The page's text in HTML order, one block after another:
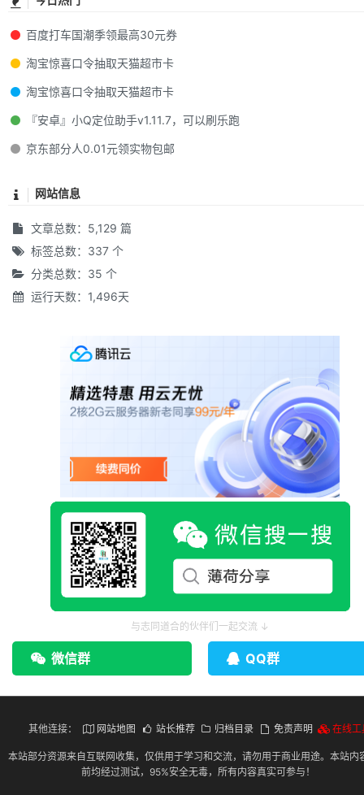
百度打车国潮季领最高30元券
淘宝惊喜口令抽取天猫超市卡
淘宝惊喜口令抽取天猫超市卡
『安卓』小Q定位助手v1.11.7，可以刷乐跑
京东部分人0.01元领实物包邮
网站信息
文章总数：5,129 篇
标签总数：337 个
分类总数：35 个
运行天数：1,496天
与志同道合的伙伴们一起交流 ↓
微信群 QQ群
其他连接： 网站地图 站长推荐 归档目录 免责声明 在线工
本站部分资源来自互联网收集，仅供用于学习和交流，请勿用于商业用途。本站内
前均经过测试，95%安全无毒，所有内容真实可参与！